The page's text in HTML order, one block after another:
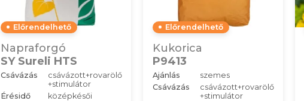
Előrendelhető
Napraforgó
SY Sureli HTS
Csávázás
csávázott+rovarölő
+stimulátor
Érésidő
középkésői
Előrendelhető
Kukorica
P9413
Ajánlás
szemes
Csávázás
csávázott+rovarölő
+stimulátor